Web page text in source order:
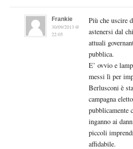
Frankie
30/09/2013 @
22:05
Più che uscire
astenersi dal
attuali
pubblica.
E’ ovvio e
messi lì per
Berlusconi è
campagna
pubblicamente
inganno ai
piccoli
affidabile.